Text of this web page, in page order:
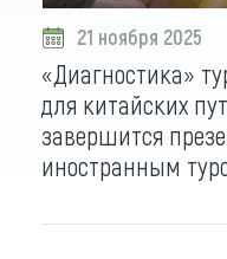
21 ноября 2025
«Диагностика»
для китайских
завершится
иностранным